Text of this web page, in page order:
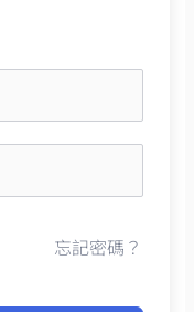
忘記密碼？